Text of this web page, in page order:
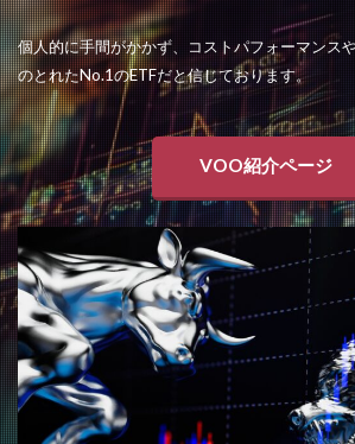
個人的に手間がかかず、コストパフォーマンス
のとれたNo.1のETFだと信じております。
VOO紹介ページ